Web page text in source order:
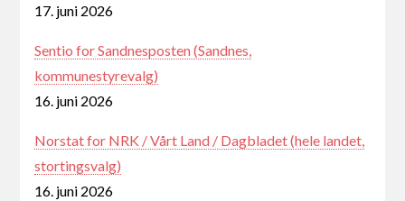
17. juni 2026
Sentio for Sandnesposten (Sandnes,
kommunestyrevalg)
16. juni 2026
Norstat for NRK / Vårt Land / Dagbladet (hele landet,
stortingsvalg)
16. juni 2026